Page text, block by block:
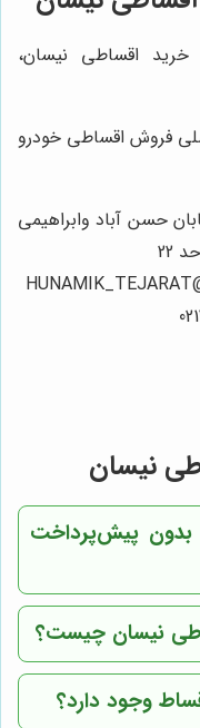
اقساطی نیسان،
فروش اقساطی خودرو
حسن آباد وابراهیمی
:
نیسان
بدون پیش‌پرداخت
نیسان چیست؟
وجود دارد؟